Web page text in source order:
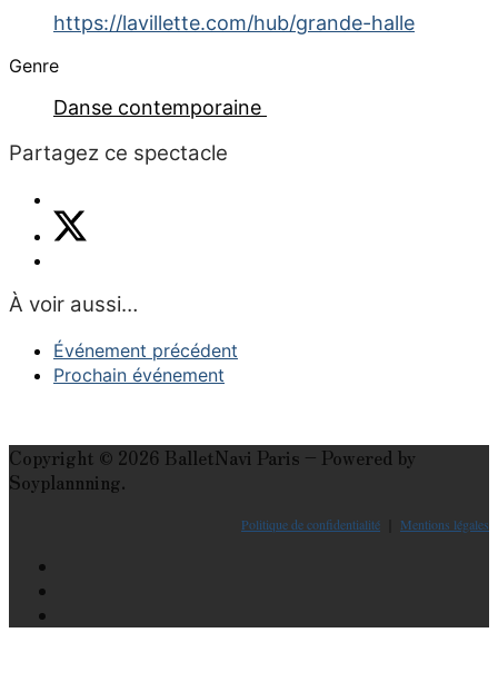
https://lavillette.com/hub/grande-halle
Genre
Danse contemporaine
Partagez ce spectacle
À voir aussi…
Événement précédent
Prochain événement
Copyright © 2026 BalletNavi Paris – Powered by
Soyplannning.
Politique de confidentialité Mentions légales